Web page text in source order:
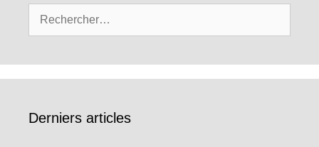
Derniers articles